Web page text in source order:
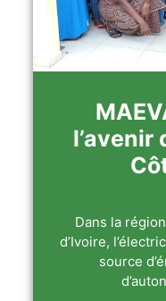
l’avenir
Dans la
d’Ivoire,
source